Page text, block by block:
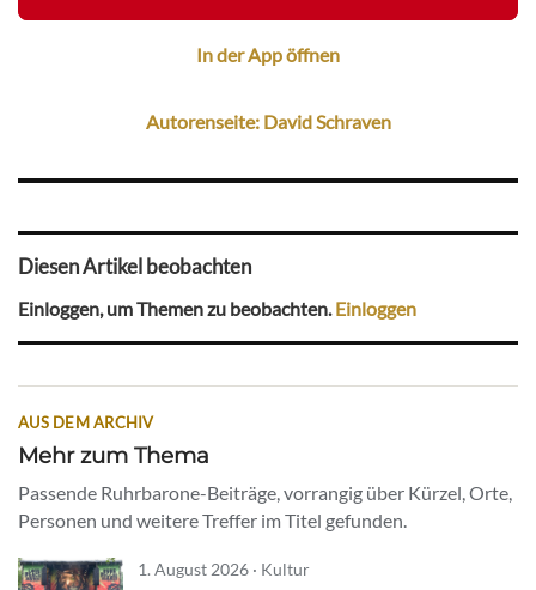
In der App öffnen
Autorenseite: David Schraven
Diesen Artikel beobachten
Einloggen, um Themen zu beobachten.Einloggen
AUS DEM ARCHIV
Mehr zum Thema
Passende Ruhrbarone-Beiträge, vorrangig über Kürzel, Orte,
Personen und weitere Treffer im Titel gefunden.
1. August 2026 · Kultur